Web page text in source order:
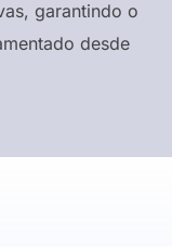
garantindo o
desde